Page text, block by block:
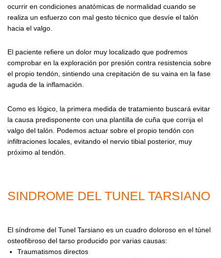
ocurrir en condiciones anatómicas de normalidad cuando se
realiza un esfuerzo con mal gesto técnico que desvíe el talón
hacia el valgo.
El paciente refiere un dolor muy localizado que podremos
comprobar en la exploración por presión contra resistencia sobre
el propio tendón, sintiendo una crepitación de su vaina en la fase
aguda de la inflamación.
Como es lógico, la primera medida de tratamiento buscará evitar
la causa predisponente con una plantilla de cuña que corrija el
valgo del talón. Podemos actuar sobre el propio tendón con
infiltraciones locales, evitando el nervio tibial posterior, muy
próximo al tendón.
SINDROME DEL TUNEL TARSIANO
El síndrome del Tunel Tarsiano es un cuadro doloroso en el túnel
osteofibroso del tarso producido por varias causas:
Traumatismos directos